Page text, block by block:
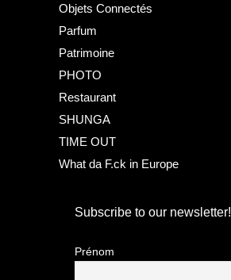
Objets Connectés
Parfum
Patrimoine
PHOTO
Restaurant
SHUNGA
TIME OUT
What da F.ck in Europe
Subscribe to our newsletter!
Prénom